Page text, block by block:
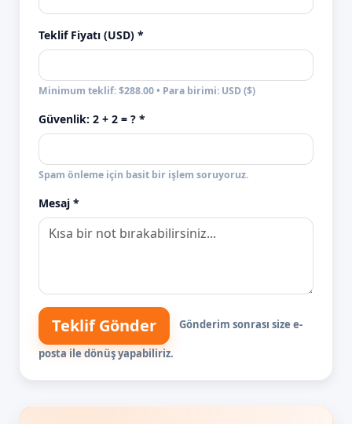
Teklif Fiyatı (USD) *
Minimum teklif: $288.00 • Para birimi: USD ($)
Güvenlik: 2 + 2 = ? *
Spam önleme için basit bir işlem soruyoruz.
Mesaj *
Teklif Gönder Gönderim sonrası size e-
posta ile dönüş yapabiliriz.